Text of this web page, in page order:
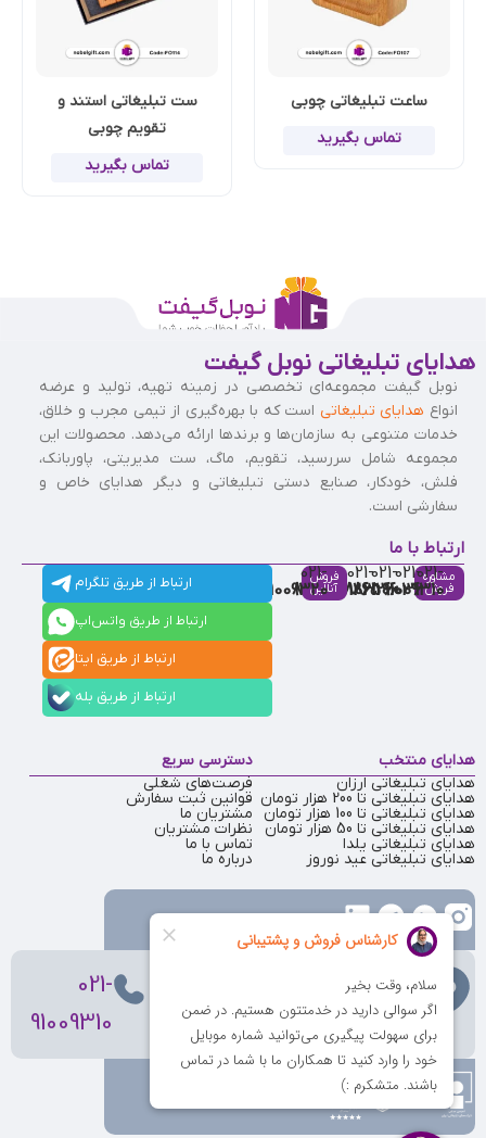
ساعت تبلیغاتی چوبی
تماس بگیرید
ست تبلیغاتی استند و
تقویم چوبی
تماس بگیرید
هدایای تبلیغاتی نوبل گیفت
نوبل گیفت مجموعه‌ای تخصصی در زمینه تهیه، تولید و عرضه
انواع هدایای تبلیغاتی است که با بهره‌گیری از تیمی مجرب و خلاق،
خدمات متنوعی به سازمان‌ها و برندها ارائه می‌دهد. محصولات این
مجموعه شامل سررسید، تقویم، ماگ، ست مدیریتی، پاوربانک،
فلش، خودکار، صنایع دستی تبلیغاتی و دیگر هدایای خاص و
سفارشی است.
ارتباط با ما
مشاوره
فروش
021-
91009310
021-
86126036
021-
86126506
021-
88537803
فروش
آنلاین
021-
91009320
ارتباط از طریق تلگرام
ارتباط از طریق واتس‌اپ
ارتباط از طریق ایتا
ارتباط از طریق بله
هدایای منتخب
هدایای تبلیغاتی ارزان
هدایای تبلیغاتی تا 200 هزار تومان
هدایای تبلیغاتی تا 100 هزار تومان
هدایای تبلیغاتی تا 50 هزار تومان
هدایای تبلیغاتی یلدا
هدایای تبلیغاتی عید نوروز
دسترسی سریع
فرصت‌های شغلی
قوانین ثبت سفارش
مشتریان ما
نظرات مشتریان
تماس با ما
درباره ما
تهران، ولیعصر، بالاتر از بهشتی،
بن‌بست پردیس، پلاک 12
021-
91009310